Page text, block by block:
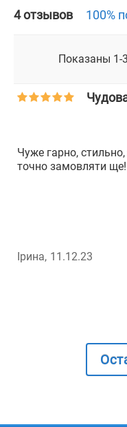
4 отзывов 100%
Показаны 1-
Чуже гарно,
точно замовляти ще!
Ірина, 11.12.23